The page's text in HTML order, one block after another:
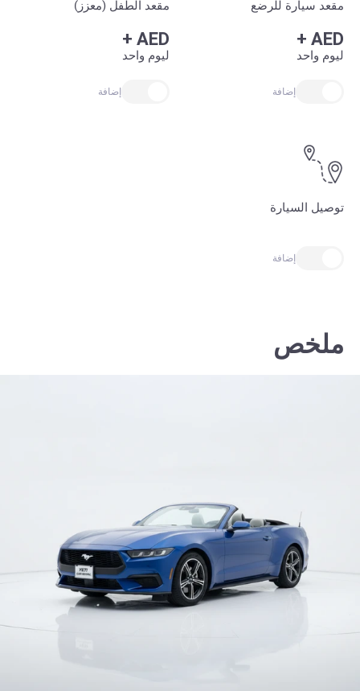
مقعد سيارة للرضع
+AED
ليوم واحد
إضافة
مقعد الطفل (معزز)
+AED
ليوم واحد
إضافة
توصيل السيارة
إضافة
ملخص